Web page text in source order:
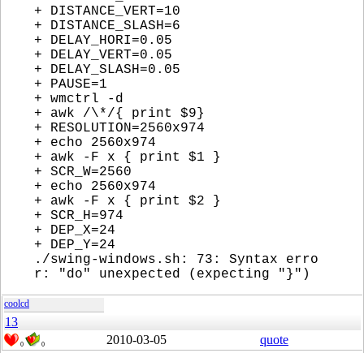
+ DISTANCE_VERT=10
+ DISTANCE_SLASH=6
+ DELAY_HORI=0.05
+ DELAY_VERT=0.05
+ DELAY_SLASH=0.05
+ PAUSE=1
+ wmctrl -d
+ awk /\*/{ print $9}
+ RESOLUTION=2560x974
+ echo 2560x974
+ awk -F x { print $1 }
+ SCR_W=2560
+ echo 2560x974
+ awk -F x { print $2 }
+ SCR_H=974
+ DEP_X=24
+ DEP_Y=24
./swing-windows.sh: 73: Syntax erro
r: "do" unexpected (expecting "}")
coolcd
13
0 0 2010-03-05 quote